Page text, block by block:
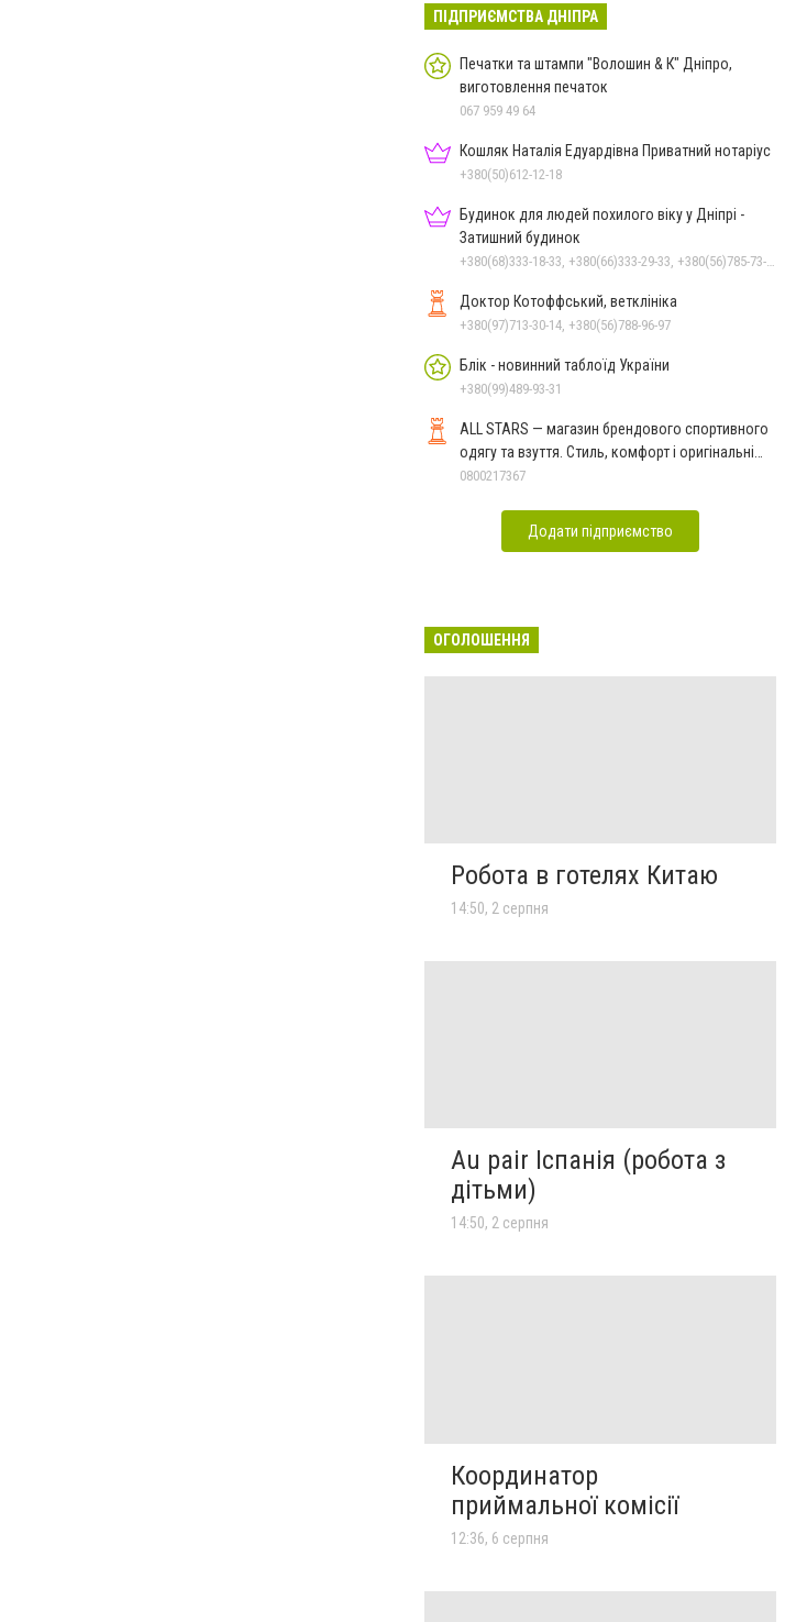
ПІДПРИЄМСТВА ДНІПРА
Печатки та штампи "Волошин & К" Дніпро,
виготовлення печаток
067 959 49 64
Кошляк Наталія Едуардівна Приватний нотаріус
+380(50)612-12-18
Будинок для людей похилого віку у Дніпрі -
Затишний будинок
Доктор Котоффський, ветклініка
+380(97)713-30-14, +380(56)788-96-97
Блік - новинний таблоїд України
+380(99)489-93-31
ALL STARS — магазин брендового спортивного
одягу та взуття. Стиль, комфорт і оригінальні
моделі
0800217367
Додати підприємство
ОГОЛОШЕННЯ
Робота в готелях Китаю
14:50, 2 серпня
Au pair Іспанія (робота з
дітьми)
14:50, 2 серпня
Координатор
приймальної комісії
12:36, 6 серпня